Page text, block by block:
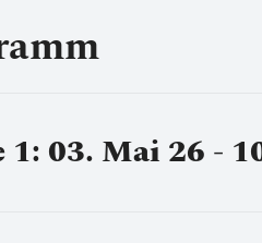
1: 03. Mai 26 -